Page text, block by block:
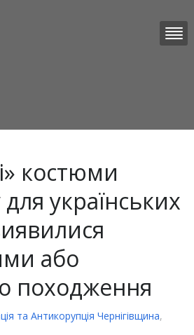
костюми
для українських
або
походження
та Антикорупцiя Чернігівщина,